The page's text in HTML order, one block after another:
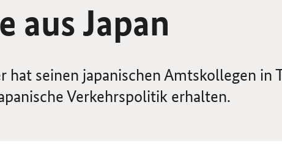
aus Japan
hat seinen japanischen Amtskollegen in
Verkehrspolitik erhalten.